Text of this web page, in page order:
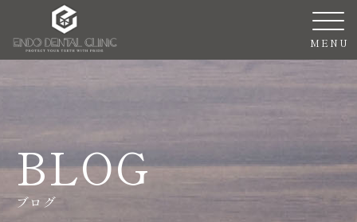
BLOG
ブログ